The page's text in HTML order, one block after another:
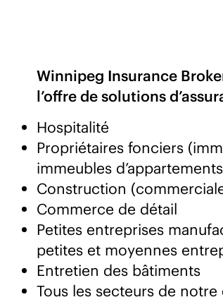
Winnipeg Insurance
l’offre de solutions
Hospitalité
Propriétaires fonciers
immeubles
Construction
Commerce de détail
Petites entreprises
petites et moyennes
Entretien des bâtiments
Tous les secteurs de